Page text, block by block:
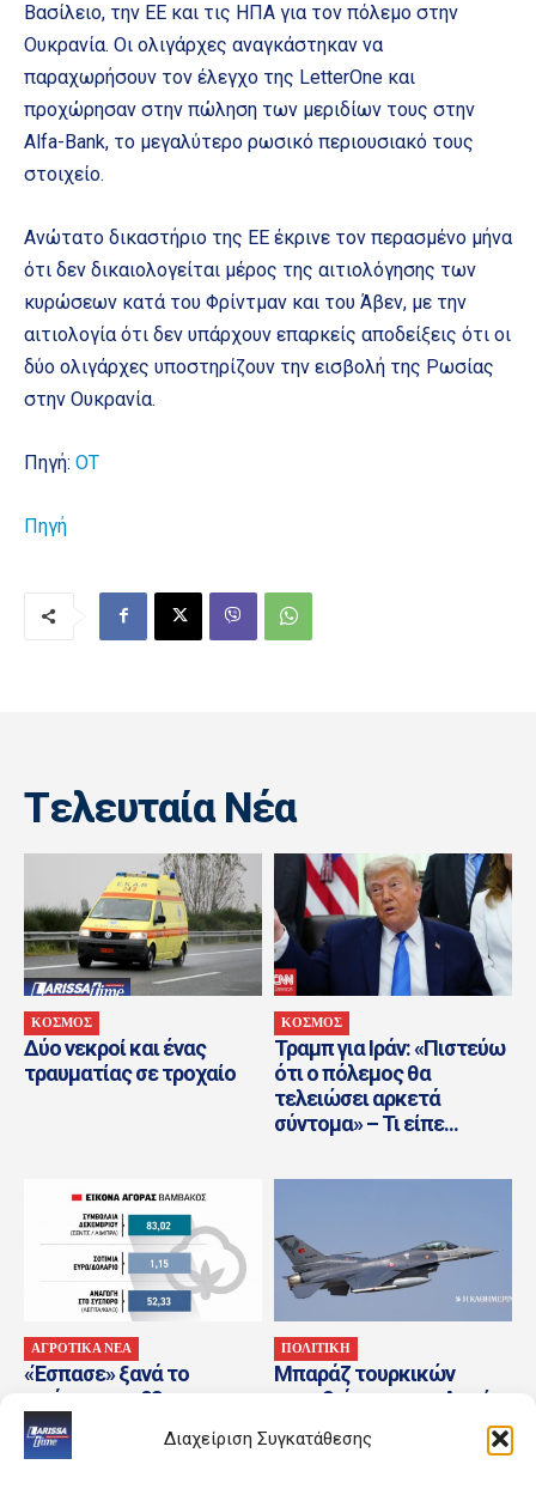
Διαχείριση Συγκατάθεσης
Βασίλειο, την ΕΕ και τις ΗΠΑ για τον πόλεμο στην
Ουκρανία. Οι ολιγάρχες αναγκάστηκαν να
παραχωρήσουν τον έλεγχο της LetterOne και
προχώρησαν στην πώληση των μεριδίων τους στην
Alfa-Bank, το μεγαλύτερο ρωσικό περιουσιακό τους
στοιχείο.
Ανώτατο δικαστήριο της ΕΕ έκρινε τον περασμένο μήνα
ότι δεν δικαιολογείται μέρος της αιτιολόγησης των
κυρώσεων κατά του Φρίντμαν και του Άβεν, με την
αιτιολογία ότι δεν υπάρχουν επαρκείς αποδείξεις ότι οι
δύο ολιγάρχες υποστηρίζουν την εισβολή της Ρωσίας
στην Ουκρανία.
Πηγή: ΟΤ
Πηγή
Tελευταία Nέα
ΚΟΣΜΟΣ
Δύο νεκροί και ένας
τραυματίας σε τροχαίο
ΚΟΣΜΟΣ
Τραμπ για Ιράν: «Πιστεύω
ότι ο πόλεμος θα
τελειώσει αρκετά
σύντομα» – Τι είπε...
ΑΓΡΟΤΙΚΑ ΝΕΑ
«Έσπασε» ξανά το
φράγμα των 83 σεντς και
κοιτάζει για ακόμα πιο
ψηλά το...
ΠΟΛΙΤΙΚΗ
Μπαράζ τουρκικών
παραβιάσεων στο Αιγαίο
και εμπλοκή με
οπλισμένα F-16